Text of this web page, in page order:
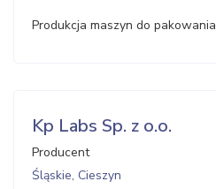
Produkcja maszyn do pakowania
Kp Labs Sp. z o.o.
Producent
Śląskie, Cieszyn